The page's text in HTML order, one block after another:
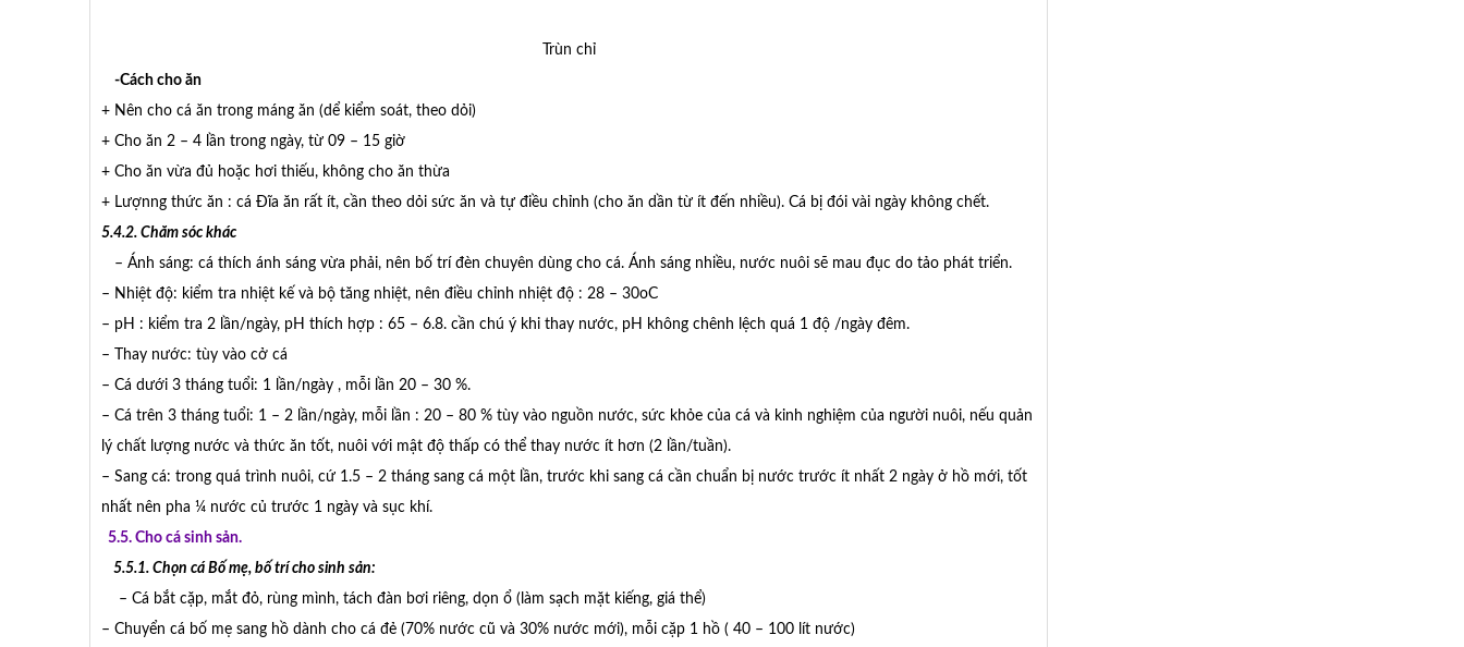
Trùn chỉ
-Cách cho ăn
+ Nên cho cá ăn trong máng ăn (dể kiểm soát, theo dỏi)
+ Cho ăn 2 – 4 lần trong ngày, từ 09 – 15 giờ
+ Cho ăn vừa đủ hoặc hơi thiếu, không cho ăn thừa
+ Lượnng thức ăn : cá Đĩa ăn rất ít, cần theo dỏi sức ăn và tự điều chỉnh (cho ăn dần từ ít đến nhiều). Cá bị đói vài ngày không chết.
5.4.2. Chăm sóc khác
– Ánh sáng: cá thích ánh sáng vừa phải, nên bố trí đèn chuyên dùng cho cá. Ánh sáng nhiều, nước nuôi sẽ mau đục do tảo phát triển.
– Nhiệt độ: kiểm tra nhiệt kế và bộ tăng nhiệt, nên điều chỉnh nhiệt độ : 28 – 30oC
– pH : kiểm tra 2 lần/ngày, pH thích hợp : 65 – 6.8. cần chú ý khi thay nước, pH không chênh lệch quá 1 độ /ngày đêm.
– Thay nước: tùy vào cở cá
– Cá dưới 3 tháng tuổi: 1 lần/ngày , mỗi lần 20 – 30 %.
– Cá trên 3 tháng tuổi: 1 – 2 lần/ngày, mỗi lần : 20 – 80 % tùy vào nguồn nước, sức khỏe của cá và kinh nghiệm của người nuôi, nếu quản
lý chất lượng nước và thức ăn tốt, nuôi với mật độ thấp có thể thay nước ít hơn (2 lần/tuần).
– Sang cá: trong quá trình nuôi, cứ 1.5 – 2 tháng sang cá một lần, trước khi sang cá cần chuẩn bị nước trước ít nhất 2 ngày ở hồ mới, tốt
nhất nên pha ¼ nước củ trước 1 ngày và sục khí.
5.5. Cho cá sinh sản.
5.5.1. Chọn cá Bố mẹ, bố trí cho sinh sản:
– Cá bắt cặp, mắt đỏ, rùng mình, tách đàn bơi riêng, dọn ổ (làm sạch mặt kiếng, giá thể)
– Chuyển cá bố mẹ sang hồ dành cho cá đẻ (70% nước cũ và 30% nước mới), mỗi cặp 1 hồ ( 40 – 100 lít nước)